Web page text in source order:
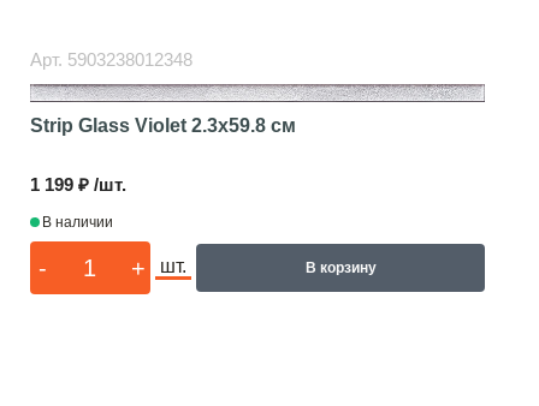
Арт. 5903238012348
Strip Glass Violet 2.3x59.8 см
1 199 ₽ /шт.
В наличии
- + шт. В корзину